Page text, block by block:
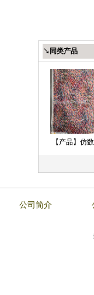
↘同类产品
【产品】仿数
公司简介